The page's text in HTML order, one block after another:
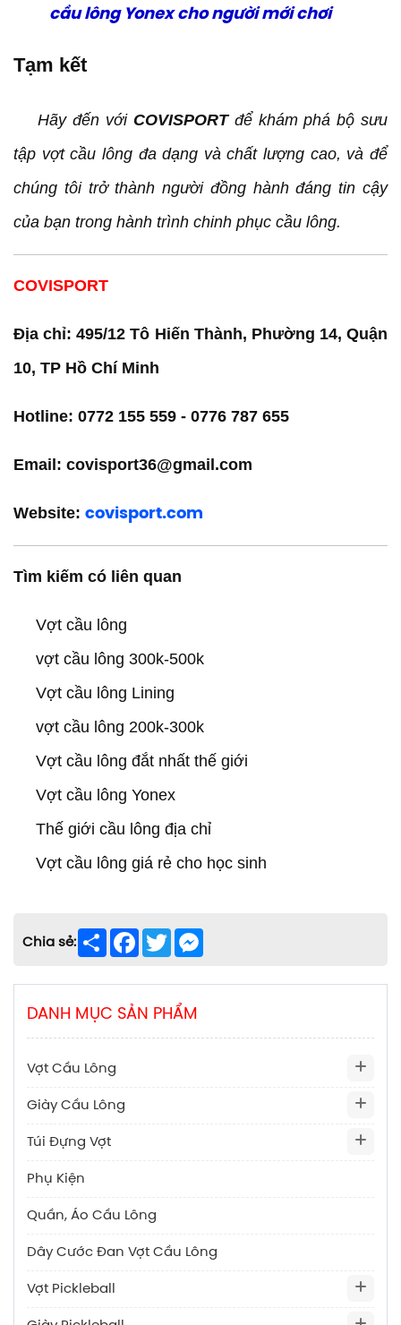
cầu lông Yonex cho người mới chơi
Tạm kết
Hãy đến với COVISPORTđể khám phá bộ sưu
tập vợt cầu lông đa dạng và chất lượng cao, và để
chúng tôi trở thành người đồng hành đáng tin cậy
của bạn trong hành trình chinh phục cầu lông.
COVISPORT
Địa chỉ: 495/12 Tô Hiến Thành, Phường 14, Quận
10, TP Hồ Chí Minh
Hotline: 0772 155 559 - 0776 787 655
Email: covisport36@gmail.com
Website: covisport.com
Tìm kiếm có liên quan
Vợt cầu lông
vợt cầu lông 300k-500k
Vợt cầu lông Lining
vợt cầu lông 200k-300k
Vợt cầu lông đắt nhất thế giới
Vợt cầu lông Yonex
Thế giới cầu lông địa chỉ
Vợt cầu lông giá rẻ cho học sinh
Chia sẻ: ShareFacebook
Twitter
DANH MỤC SẢN PHẨM
Vợt Cầu Lông
Giày Cầu Lông
Túi Đựng Vợt
Phụ Kiện
Quần, Áo Cầu Lông
Dây Cước Đan Vợt Cầu Lông
Vợt Pickleball